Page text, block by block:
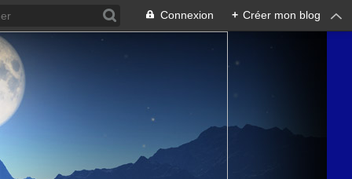
Connexion + Créer mon blog